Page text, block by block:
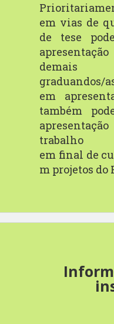
em vias de
de tese
demais
graduandos/
em
também
em final de
m projetos do